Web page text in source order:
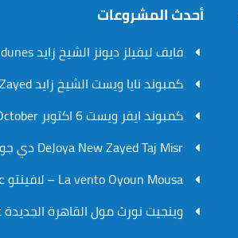
أحدث المشروعات
فايف ليفيلز ديونز الشيخ زايد V.Levels dunes
كمبوند نايا ويست الشيخ زايد Naia West New Zayed
كمبوند ايفر ويست 6 اكتوبر Ever West 6 October
DeJoya New Zayed Taj Misr دي جويا نيو زايد تاج مصر
La vento Oyoun Mousa – لافينتو عيون موسي
وينجيت نورث مول القاهرة الجديدة WinGate North 90st